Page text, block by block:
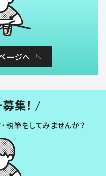
ージへ
集！
執筆をしてみませんか？